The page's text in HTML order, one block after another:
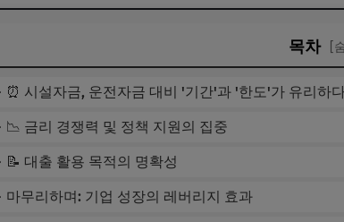
목차 [
⏰ 시설자금, 운전자금 대비 '기간'과 '한도'가 유리하
📉 금리 경쟁력 및 정책 지원의 집중
📝 대출 활용 목적의 명확성
마무리하며: 기업 성장의 레버리지 효과